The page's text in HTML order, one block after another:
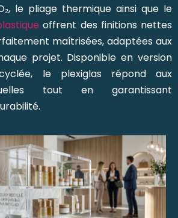
le pliage thermique ainsi que le
offrent des finitions nettes
maîtrisées, adaptées aux
projet. Disponible en version
le plexiglas répond aux
tout en garantissant